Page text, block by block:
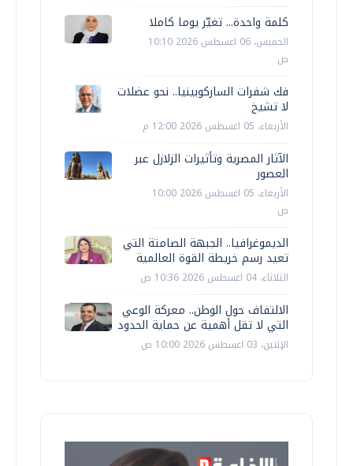
كلمة واحدة... تغيّر يوما كاملا
الخميس، 06 اغسطس 2026 10:10
ص
فك شفرات الساركوبينيا.. نحو عضلات
لا تشيخ
الأربعاء، 05 اغسطس 2026 12:00 م
الآثار المصرية وتأثيرات الزلازل عبر
العصور
الأربعاء، 05 اغسطس 2026 10:00
ص
الديموغرافيا.. الجبهة الصامتة التي
تعيد رسم خريطة القوة العالمية
الثلاثاء، 04 اغسطس 2026 10:36 ص
الالتفاف حول الوطن.. معركة الوعي
التي لا تقل أهمية عن حماية الحدود
الإثنين، 03 اغسطس 2026 10:00 ص